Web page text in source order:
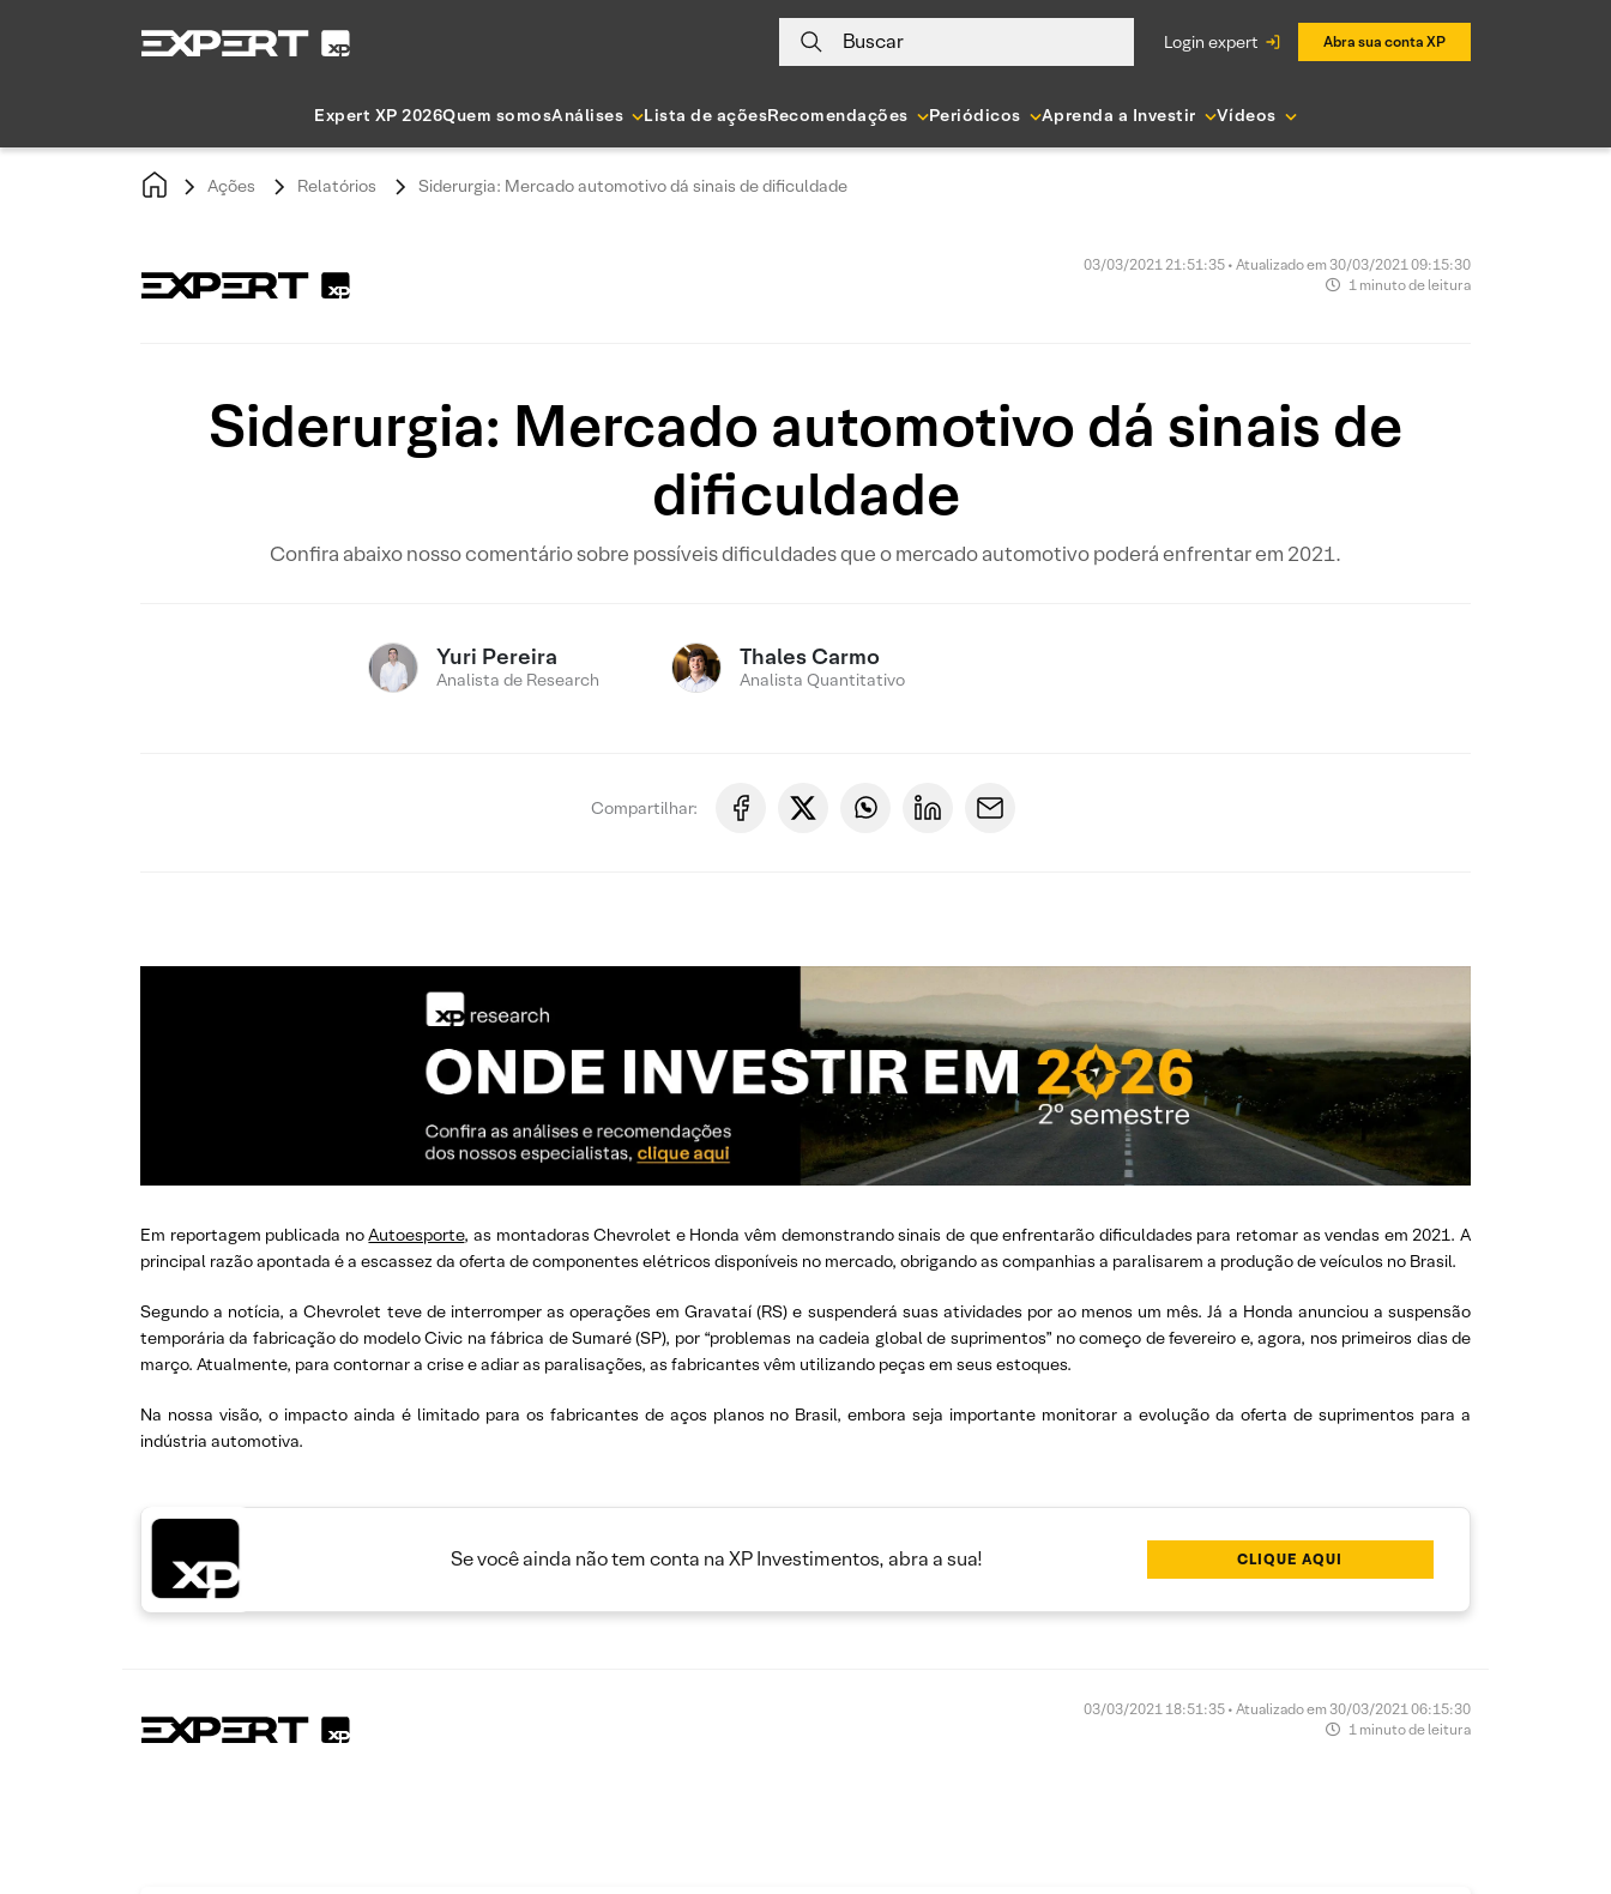
Buscar login expert Abra sua conta XP
Expert XP 2026Quem somosAnálises Lista de açõesRecomendações Periódicos Aprenda a Investir Vídeos
Ações Relatórios Siderurgia: Mercado automotivo dá sinais de dificuldade
03/03/2021 21:51:35 • Atualizado em 30/03/2021 09:15:30
1 minuto de leitura
Siderurgia: Mercado automotivo dá sinais de
dificuldade
Confira abaixo nosso comentário sobre possíveis dificuldades que o mercado automotivo poderá enfrentar em 2021.
Yuri Pereira
Analista de Research
Thales Carmo
Analista Quantitativo
Compartilhar:
Em reportagem publicada noAutoesporte, as montadoras Chevrolet e Honda vêm demonstrando sinais de que enfrentarão dificuldades para retomar as vendas em 2021. A
principal razão apontada é a escassez da oferta de componentes elétricos disponíveis no mercado, obrigando as companhias a paralisarem a produção de veículos no Brasil.
Segundo a notícia, a Chevrolet teve de interromper as operações em Gravataí (RS) e suspenderá suas atividades por ao menos um mês. Já a Honda anunciou a suspensão
temporária da fabricação do modelo Civic na fábrica de Sumaré (SP), por “problemas na cadeia global de suprimentos” no começo de fevereiro e, agora, nos primeiros dias de
março. Atualmente, para contornar a crise e adiar as paralisações, as fabricantes vêm utilizando peças em seus estoques.
Na nossa visão, o impacto ainda é limitado para os fabricantes de aços planos no Brasil, embora seja importante monitorar a evolução da oferta de suprimentos para a
indústria automotiva.
Se você ainda não tem conta na XP Investimentos, abra a sua! CLIQUE AQUI
03/03/2021 18:51:35 • Atualizado em 30/03/2021 06:15:30
1 minuto de leitura